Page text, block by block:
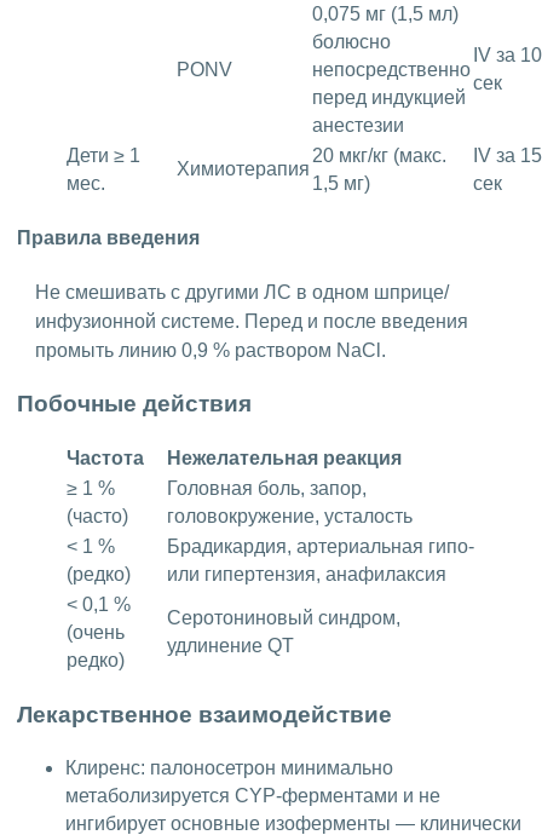
PONV
0,075 мг (1,5 мл)
болюсно
непосредственно
перед индукцией
анестезии
IV за 10
сек
Дети ≥ 1
мес.
Химиотерапия
20 мкг/кг (макс.
1,5 мг)
IV за 15
сек
Правила введения
Не смешивать с другими ЛС в одном шприце/
инфузионной системе. Перед и после введения
промыть линию 0,9 % раствором NaCl.
Побочные действия
Частота
Нежелательная реакция
≥ 1 %
(часто)
Головная боль, запор,
головокружение, усталость
< 1 %
(редко)
Брадикардия, артериальная гипо-
или гипертензия, анафилаксия
< 0,1 %
(очень
редко)
Серотониновый синдром,
удлинение QT
Лекарственное взаимодействие
Клиренс: палоносетрон минимально
метаболизируется CYP-ферментами и не
ингибирует основные изоферменты — клинически